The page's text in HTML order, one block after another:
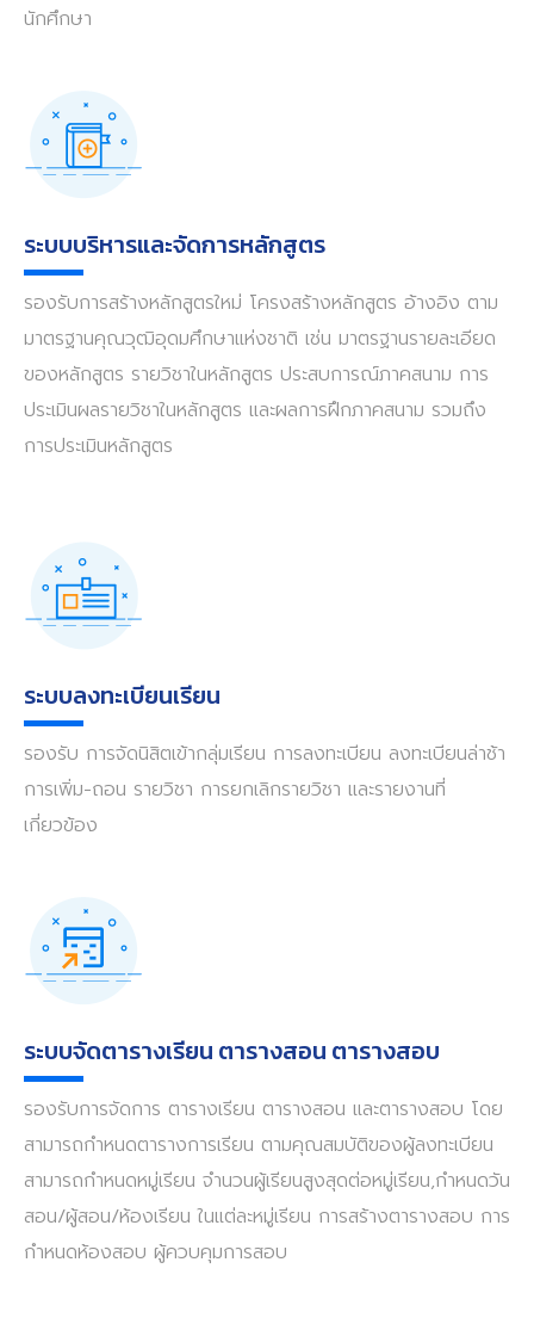
นักศึกษา
ระบบบริหารและจัดการหลักสูตร
รองรับการสร้างหลักสูตรใหม่ โครงสร้างหลักสูตร อ้างอิง ตาม
มาตรฐานคุณวุฒิอุดมศึกษาแห่งชาติ เช่น มาตรฐานรายละเอียด
ของหลักสูตร รายวิชาในหลักสูตร ประสบการณ์ภาคสนาม การ
ประเมินผลรายวิชาในหลักสูตร และผลการฝึกภาคสนาม รวมถึง
การประเมินหลักสูตร
ระบบลงทะเบียนเรียน
รองรับ การจัดนิสิตเข้ากลุ่มเรียน การลงทะเบียน ลงทะเบียนล่าช้า
การเพิ่ม-ถอน รายวิชา การยกเลิกรายวิชา และรายงานที่
เกี่ยวข้อง
ระบบจัดตารางเรียน ตารางสอน ตารางสอบ
รองรับการจัดการ ตารางเรียน ตารางสอน และตารางสอบ โดย
สามารถกำหนดตารางการเรียน ตามคุณสมบัติของผู้ลงทะเบียน
สามารถกำหนดหมู่เรียน จำนวนผู้เรียนสูงสุดต่อหมู่เรียน,กำหนดวัน
สอน/ผู้สอน/ห้องเรียน ในแต่ละหมู่เรียน การสร้างตารางสอบ การ
กำหนดห้องสอบ ผู้ควบคุมการสอบ